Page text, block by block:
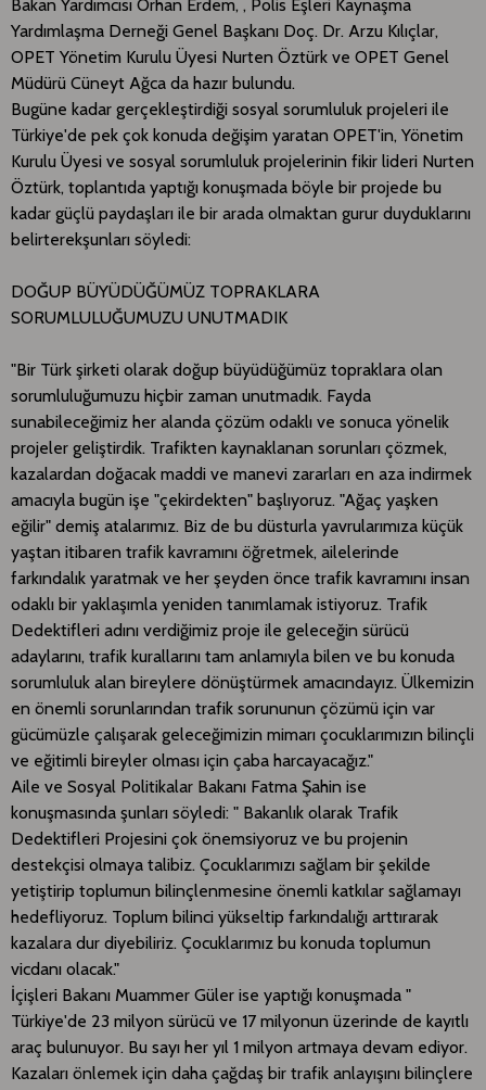
Bakan Yardımcısı Orhan Erdem, , Polis Eşleri Kaynaşma
Yardımlaşma Derneği Genel Başkanı Doç. Dr. Arzu Kılıçlar,
OPET Yönetim Kurulu Üyesi Nurten Öztürk ve OPET Genel
Müdürü Cüneyt Ağca da hazır bulundu.
Bugüne kadar gerçekleştirdiği sosyal sorumluluk projeleri ile
Türkiye'de pek çok konuda değişim yaratan OPET'in, Yönetim
Kurulu Üyesi ve sosyal sorumluluk projelerinin fikir lideri Nurten
Öztürk, toplantıda yaptığı konuşmada böyle bir projede bu
kadar güçlü paydaşları ile bir arada olmaktan gurur duyduklarını
belirterekşunları söyledi:
DOĞUP BÜYÜDÜĞÜMÜZ TOPRAKLARA
SORUMLULUĞUMUZU UNUTMADIK
"Bir Türk şirketi olarak doğup büyüdüğümüz topraklara olan
sorumluluğumuzu hiçbir zaman unutmadık. Fayda
sunabileceğimiz her alanda çözüm odaklı ve sonuca yönelik
projeler geliştirdik. Trafikten kaynaklanan sorunları çözmek,
kazalardan doğacak maddi ve manevi zararları en aza indirmek
amacıyla bugün işe "çekirdekten" başlıyoruz. "Ağaç yaşken
eğilir" demiş atalarımız. Biz de bu düsturla yavrularımıza küçük
yaştan itibaren trafik kavramını öğretmek, ailelerinde
farkındalık yaratmak ve her şeyden önce trafik kavramını insan
odaklı bir yaklaşımla yeniden tanımlamak istiyoruz. Trafik
Dedektifleri adını verdiğimiz proje ile geleceğin sürücü
adaylarını, trafik kurallarını tam anlamıyla bilen ve bu konuda
sorumluluk alan bireylere dönüştürmek amacındayız. Ülkemizin
en önemli sorunlarından trafik sorununun çözümü için var
gücümüzle çalışarak geleceğimizin mimarı çocuklarımızın bilinçli
ve eğitimli bireyler olması için çaba harcayacağız."
Aile ve Sosyal Politikalar Bakanı Fatma Şahin ise
konuşmasında şunları söyledi: " Bakanlık olarak Trafik
Dedektifleri Projesini çok önemsiyoruz ve bu projenin
destekçisi olmaya talibiz. Çocuklarımızı sağlam bir şekilde
yetiştirip toplumun bilinçlenmesine önemli katkılar sağlamayı
hedefliyoruz. Toplum bilinci yükseltip farkındalığı arttırarak
kazalara dur diyebiliriz. Çocuklarımız bu konuda toplumun
vicdanı olacak."
İçişleri Bakanı Muammer Güler ise yaptığı konuşmada "
Türkiye'de 23 milyon sürücü ve 17 milyonun üzerinde de kayıtlı
araç bulunuyor. Bu sayı her yıl 1 milyon artmaya devam ediyor.
Kazaları önlemek için daha çağdaş bir trafik anlayışını bilinçlere